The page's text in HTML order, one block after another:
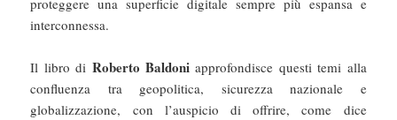
proteggere una superficie digitale sempre più espansa e
interconnessa.
Il libro di Roberto Baldoni approfondisce questi temi alla
confluenza tra geopolitica, sicurezza nazionale e
globalizzazione, con l’auspicio di offrire, come dice